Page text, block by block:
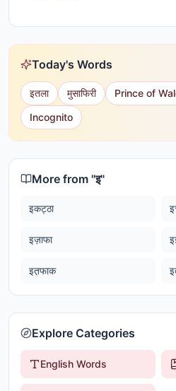
Today's Words
इतला मुसाफिरी Prince of
Incognito
More from "इ"
इकट्ठा
इज़ाफा
इत़फाक
Explore Categories
English Words